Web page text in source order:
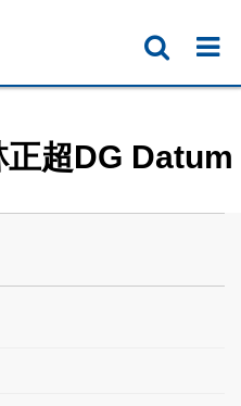
超DG Datum